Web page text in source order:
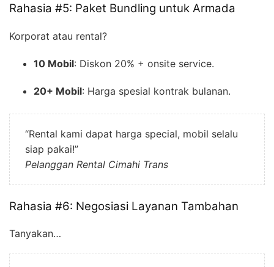
Rahasia #5: Paket Bundling untuk Armada
Korporat atau rental?
10 Mobil: Diskon 20% + onsite service.
20+ Mobil: Harga spesial kontrak bulanan.
“Rental kami dapat harga special, mobil selalu
siap pakai!”
Pelanggan Rental Cimahi Trans
Rahasia #6: Negosiasi Layanan Tambahan
Tanyakan…